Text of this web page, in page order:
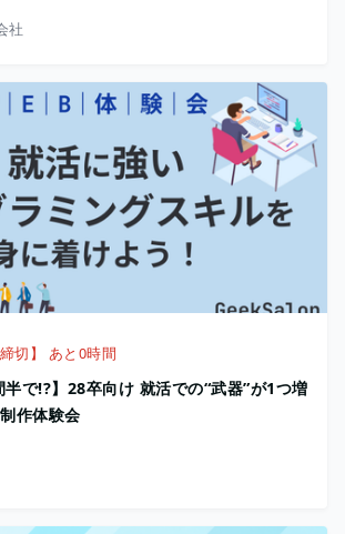
社
締切】 あと0時間
半で!?】28卒向け 就活での“武器”が1つ増
作体験会